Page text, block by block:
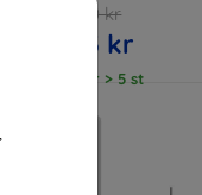
170 kr
153 kr
I lager > 5 st